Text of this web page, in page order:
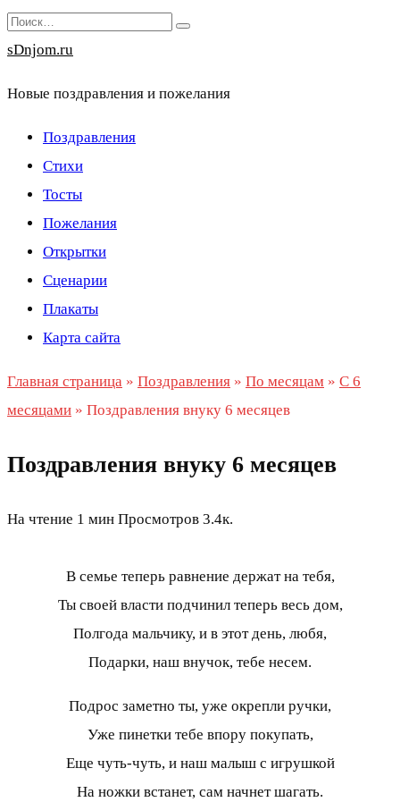
Перейти
к
Search
for:
sDnjom.ru
Новые поздравления и пожелания
Поздравления
Стихи
Тосты
Пожелания
Открытки
Сценарии
Плакаты
Карта сайта
Главная страница » Поздравления » По месяцам » С 6
месяцами » Поздравления внуку 6 месяцев
Поздравления внуку 6 месяцев
На чтение 1 мин Просмотров 3.4к.
В семье теперь равнение держат на тебя,
Ты своей власти подчинил теперь весь дом,
Полгода мальчику, и в этот день, любя,
Подарки, наш внучок, тебе несем.
Подрос заметно ты, уже окрепли ручки,
Уже пинетки тебе впору покупать,
Еще чуть-чуть, и наш малыш с игрушкой
На ножки встанет, сам начнет шагать.